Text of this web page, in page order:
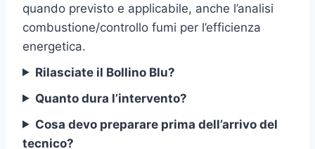
quando previsto e applicabile, anche l’analisi
combustione/controllo fumi per l’efficienza
energetica.
Rilasciate il Bollino Blu?
Quanto dura l’intervento?
Cosa devo preparare prima dell’arrivo del
tecnico?